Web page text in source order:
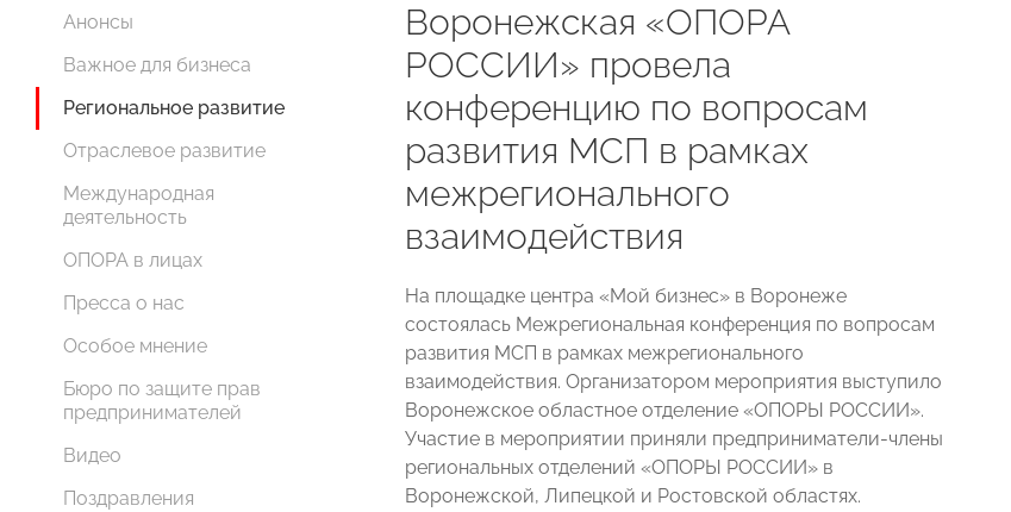
Анонсы
Важное для бизнеса
Региональное развитие
Отраслевое развитие
Международная
деятельность
ОПОРА в лицах
Пресса о нас
Особое мнение
Бюро по защите прав
предпринимателей
Видео
Поздравления
Воронежская «ОПОРА
РОССИИ» провела
конференцию по вопросам
развития МСП в рамках
межрегионального
взаимодействия
На площадке центра «Мой бизнес» в Воронеже
состоялась Межрегиональная конференция по вопросам
развития МСП в рамках межрегионального
взаимодействия. Организатором мероприятия выступило
Воронежское областное отделение «ОПОРЫ РОССИИ».
Участие в мероприятии приняли предприниматели-члены
региональных отделений «ОПОРЫ РОССИИ» в
Воронежской, Липецкой и Ростовской областях.